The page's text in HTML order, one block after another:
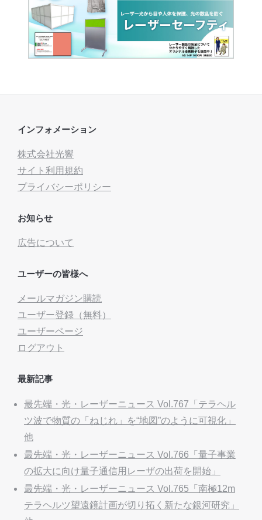
インフォメーション
株式会社光響
サイト利用規約
プライバシーポリシー
お知らせ
広告について
ユーザーの皆様へ
メールマガジン購読
ユーザー登録（無料）
ユーザーページ
ログアウト
最新記事
最先端・光・レーザーニュース Vol.767「テラヘル
ツ波で物質の「ねじれ」を“地図”のように可視化」
他
最先端・光・レーザーニュース Vol.766「量子事業
の拡大に向け量子通信用レーザの出荷を開始」
最先端・光・レーザーニュース Vol.765「南極12m
テラヘルツ望遠鏡計画が切り拓く新たな銀河研究」